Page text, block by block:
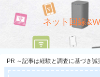
ネット回線
PR ～記事は経験と調査に基づき誠